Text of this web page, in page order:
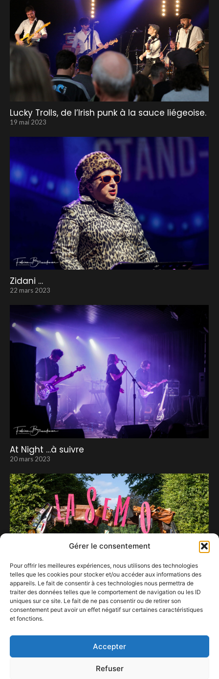
Gérer le consentement
Pour offrir les meilleures expériences, nous utilisons des technologies
telles que les cookies pour stocker et/ou accéder aux informations des
appareils. Le fait de consentir à ces technologies nous permettra de
traiter des données telles que le comportement de navigation ou les ID
uniques sur ce site. Le fait de ne pas consentir ou de retirer son
consentement peut avoir un effet négatif sur certaines caractéristiques
et fonctions.
Accepter
Refuser
Lucky Trolls, de l’Irish punk à la sauce liégeoise.
19 mai 2023
Zidani …
22 mars 2023
At Night …à suivre
20 mars 2023
LaSemo 2025 : une première journée pleine de
12 juillet 2025